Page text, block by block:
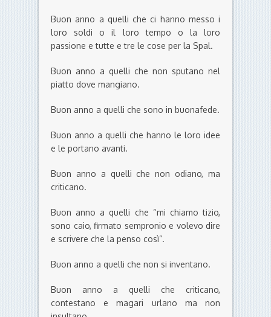
Buon anno a quelli che ci hanno messo i
loro soldi o il loro tempo o la loro
passione e tutte e tre le cose per la Spal.
Buon anno a quelli che non sputano nel
piatto dove mangiano.
Buon anno a quelli che sono in buonafede.
Buon anno a quelli che hanno le loro idee
e le portano avanti.
Buon anno a quelli che non odiano, ma
criticano.
Buon anno a quelli che “mi chiamo tizio,
sono caio, firmato sempronio e volevo dire
e scrivere che la penso così”.
Buon anno a quelli che non si inventano.
Buon anno a quelli che criticano,
contestano e magari urlano ma non